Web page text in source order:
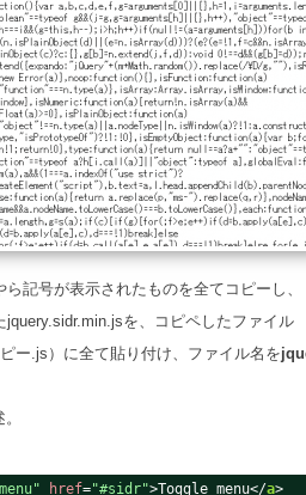
記号が表示されたものを全てコピーし、
jquery.sidr.min.jsを、コピペしたファイル
ピー.js）に全て貼り付け、ファイル名を
href="#sidr">Toggle menu</a>